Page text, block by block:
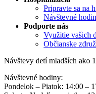
Pripravte sa na
Návštevné
Podporte nás
Využitie vašich
Občianske
Návštevy detí mladších ako
Návštevné hodiny:
Pondelok – Piatok: 14:00 –